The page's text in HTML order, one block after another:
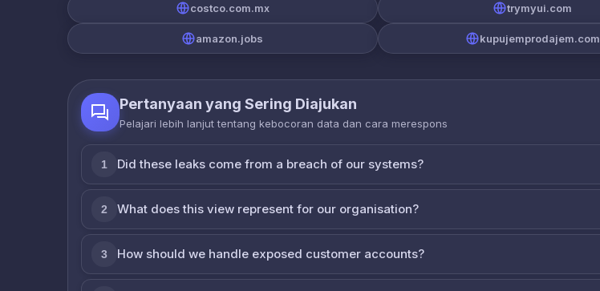
costco.com.mx trymyui.com
amazon.jobs kupujemprodajem.com
Pertanyaan yang Sering Diajukan
Pelajari lebih lanjut tentang kebocoran data dan cara merespons
1 Did these leaks come from a breach of our systems?
2 What does this view represent for our organisation?
3 How should we handle exposed customer accounts?